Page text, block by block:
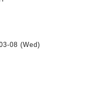
08 (Wed)